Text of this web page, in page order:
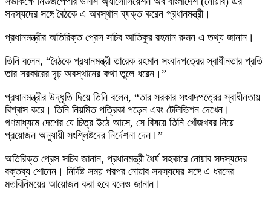
সদস্যদের সঙ্গে বৈঠকে এ অবস্থান ব্যক্ত করেন প্রধানমন্ত্রী।
প্রধানমন্ত্রীর অতিরিক্ত প্রেস সচিব আতিকুর রহমান রুমন এ তথ্য জানান।
তিনি বলেন, “বৈঠকে প্রধানমন্ত্রী তারেক রহমান সংবাদপত্রের স্বাধীনতার প্রতি
তার সরকারের দৃঢ় অবস্থানের কথা তুলে ধরেন।”
প্রধানমন্ত্রীর উদ্ধৃতি দিয়ে তিনি বলেন, “তার সরকার সংবাদপত্রের স্বাধীনতায়
বিশ্বাস করে। তিনি নিয়মিত পত্রিকা পড়েন এবং টেলিভিশন দেখেন।
গণমাধ্যমে দেশের যে চিত্র উঠে আসে, সে বিষয়ে তিনি খোঁজখবর নিয়ে
প্রয়োজন অনুযায়ী সংশ্লিষ্টদের নির্দেশনা দেন।”
অতিরিক্ত প্রেস সচিব জানান, প্রধানমন্ত্রী ধৈর্য সহকারে নোয়াব সদস্যদের
বক্তব্য শোনেন। নির্দিষ্ট সময় পরপর নোয়াব সদস্যদের সঙ্গে এ ধরনের
মতবিনিময়ের আয়োজন করা হবে বলেও জানান।